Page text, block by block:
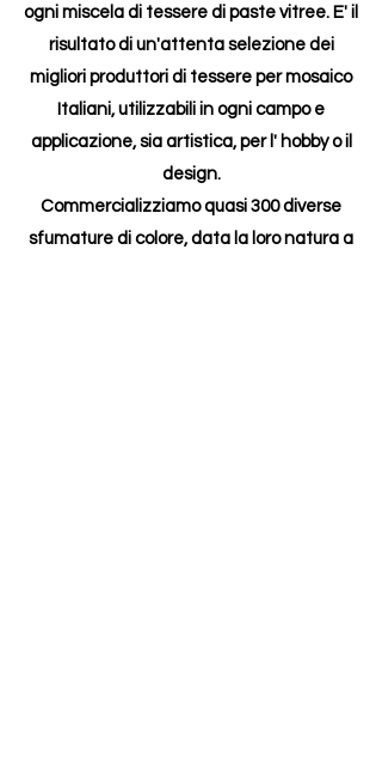
ogni miscela di tessere di paste vitree. E' il
risultato di un'attenta selezione dei
migliori produttori di tessere per mosaico
Italiani, utilizzabili in ogni campo e
applicazione, sia artistica, per l' hobby o il
design.
Commercializziamo quasi 300 diverse
sfumature di colore, data la loro natura a